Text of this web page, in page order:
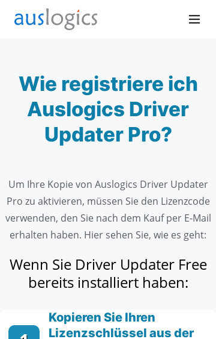
Wie registriere ich
Auslogics Driver
Updater Pro?
Um Ihre Kopie von Auslogics Driver Updater
Pro zu aktivieren, müssen Sie den Lizenzcode
verwenden, den Sie nach dem Kauf per E-Mail
erhalten haben. Hier sehen Sie, wie es geht:
Wenn Sie Driver Updater Free
bereits installiert haben:
Kopieren Sie Ihren
Lizenzschlüssel aus der